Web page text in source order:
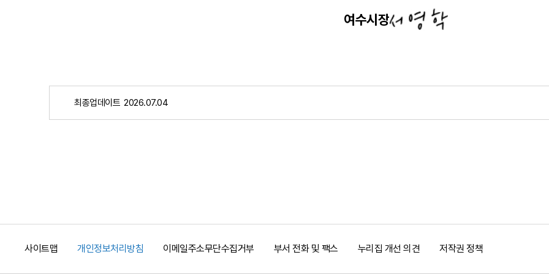
사람으로 성장할 수 있었습니다.
총칼을 겨누었던 비극 속에서, 저는 민
여수시청 혁신분권기획단장으로 근무
사무관으로 일할 당시 저는 잊지 못할
여수시장
최종업데이트 2026.07.04
사이트맵 개인정보처리방침 이메일주소무단수집거부 부서 전화 및 팩스 누리집 개선 의견 저작권 정책